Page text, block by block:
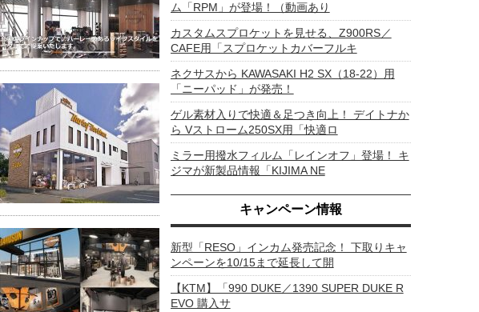
ム「RPM」が登場！（動画あり
カスタムスプロケットを見せる、Z900RS／
CAFE用「スプロケットカバーフルキ
ネクサスから KAWASAKI H2 SX（18-22）用
「ニーパッド」が発売！
ゲル素材入りで快適＆足つき向上！ デイトナか
ら Vストローム250SX用「快適ロ
ミラー用撥水フィルム「レインオフ」登場！ キ
ジマが新製品情報「KIJIMA NE
キャンペーン情報
新型「RESO」インカム発売記念！ 下取りキャ
ンペーンを10/15まで延長して開
【KTM】「990 DUKE／1390 SUPER DUKE R
EVO 購入サ